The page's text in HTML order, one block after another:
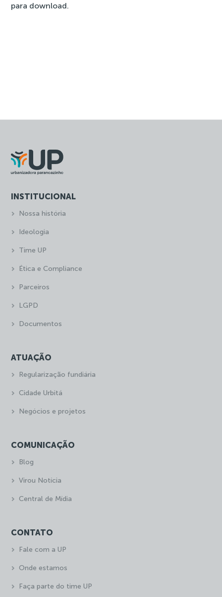
para download.
INSTITUCIONAL
Nossa história
Ideologia
Time UP
Ética e Compliance
Parceiros
LGPD
Documentos
ATUAÇÃO
Regularização fundiária
Cidade Urbitá
Negócios e projetos
COMUNICAÇÃO
Blog
Virou Notícia
Central de Mídia
CONTATO
Fale com a UP
Onde estamos
Faça parte do time UP